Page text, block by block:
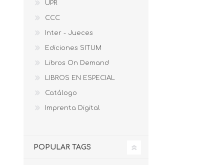
UPR
CCC
Inter - Jueces
Ediciones SITUM
Libros On Demand
LIBROS EN ESPECIAL
Catálogo
Imprenta Digital
POPULAR TAGS